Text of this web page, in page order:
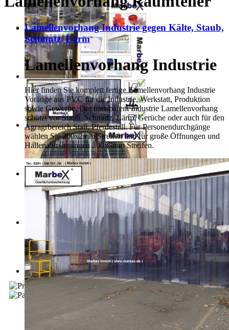
Lamellenvorhang Industrie gegen Kälte, Staub,
Schmutz, Lärm
Lamellenvorhang Industrie
Hier finden Sie komplett fertige Lamellenvorhang Industrie
Voränge aus PVC für die Industrie, Werkstatt, Produktion
sowie Gewerbe. Der transparent Industrie Lamellenvorhang
schützt vor Staub, Schmutz, Lärm, Gerüche oder auch für den
Agragrbereich Stall, Pferdestall. Für Personendurchgänge
wählen Sie 200x2mm Streifen und für große Öffnungen und
Hallenabtrennungen 300x3mm Streifen.